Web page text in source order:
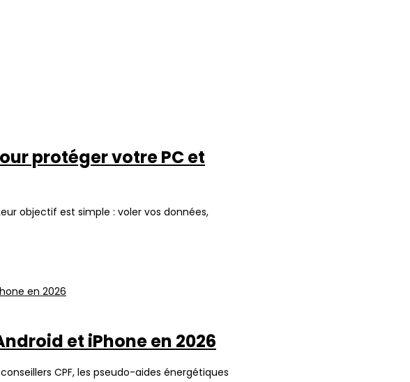
protéger votre PC et
objectif est simple : voler vos données,
et iPhone en 2026
CPF, les pseudo-aides énergétiques